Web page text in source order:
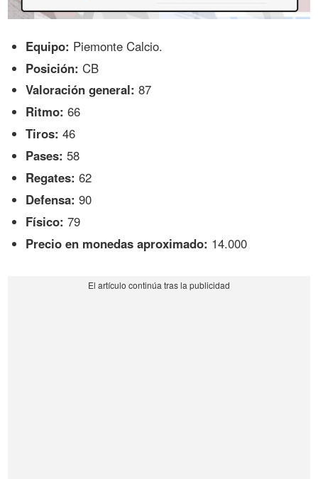
Equipo: Piemonte Calcio.
Posición: CB
Valoración general: 87
Ritmo: 66
Tiros: 46
Pases: 58
Regates: 62
Defensa: 90
Físico: 79
Precio en monedas aproximado: 14.000